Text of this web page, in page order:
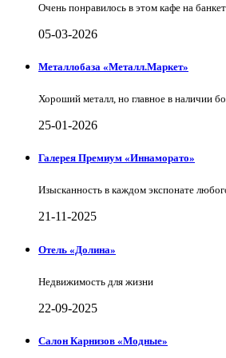
Очень понравилось в этом кафе на
05-03-2026
Металлобаза «Металл.Маркет»
Хороший металл, но главное в наличии
25-01-2026
Галерея Премиум «Иннаморато»
Изысканность в каждом экспонате
21-11-2025
Отель «Долина»
Недвижимость для жизни
22-09-2025
Салон Карнизов «Модные»